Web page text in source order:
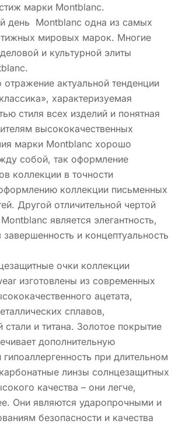
марки Montblanc.
день Montblanc одна из самых
мировых марок. Многие
и культурной элиты
отражение актуальной тенденции
характеризуемая
стиля всех изделий и понятная
высококачественных
марки Montblanc хорошо
собой, так оформление
коллекции в точности
коллекции письменных
Другой отличительной чертой
является элегантность,
завершенность и концептуальность
очки коллекции
изготовлены из современных
ацетата,
сплавов,
и титана. Золотое покрытие
дополнительную
гипоаллергенность при длительном
линзы солнцезащитных
качества – они легче,
Они являются ударопрочными и
безопасности и качества